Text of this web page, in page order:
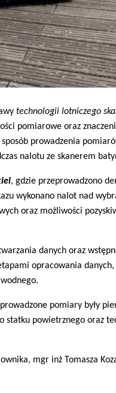
technologii lotniczego
pomiarowe oraz
prowadzenia
nalotu ze skanerem
, gdzie przeprowadzono
wykonano nalot nad
oraz możliwości
danych oraz
opracowania
pomiary były
statku powietrznego oraz
mgr inż Tomasza